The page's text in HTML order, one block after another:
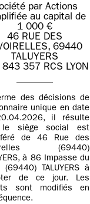
par Actions
au capital de
1 000 €
46 RUE DES
69440
TALUYERS
357 RCS LYON
des décisions de
unique en date
il résulte
siège social est
de 46 Rue des
(69440)
à 86 Impasse du
(69440) TALUYERS à
de ce jour. Les
sont modifiés en